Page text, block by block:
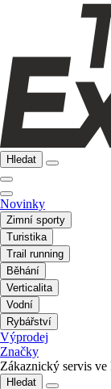
Hledat
Novinky
Zimní sporty
Turistika
Trail running
Běhání
Verticalita
Vodní
Rybářství
Výprodej
Značky
Zákaznický servis ve
Hledat